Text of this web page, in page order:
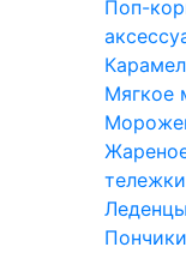
Поп-
Мягкое
Пончики